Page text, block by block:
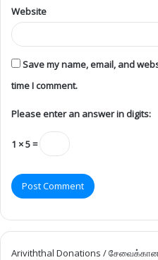
Website
Save my name, email, and
time I comment.
Please enter an answer in digits:
1 × 5 =
Ariviththal Donations /